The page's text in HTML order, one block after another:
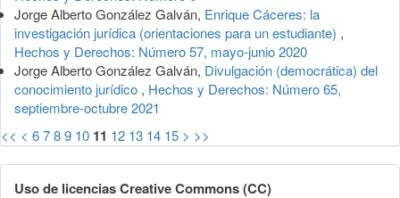
Jorge Alberto González Galván, Enrique Cáceres: la
investigación jurídica (orientaciones para un estudiante) ,
Hechos y Derechos: Número 57, mayo-junio 2020
Jorge Alberto González Galván, Divulgación (democrática) del
conocimiento jurídico , Hechos y Derechos: Número 65,
septiembre-octubre 2021
<< < 6789 10 11 12 13 14 15 > >>
Uso de licencias Creative Commons (CC)